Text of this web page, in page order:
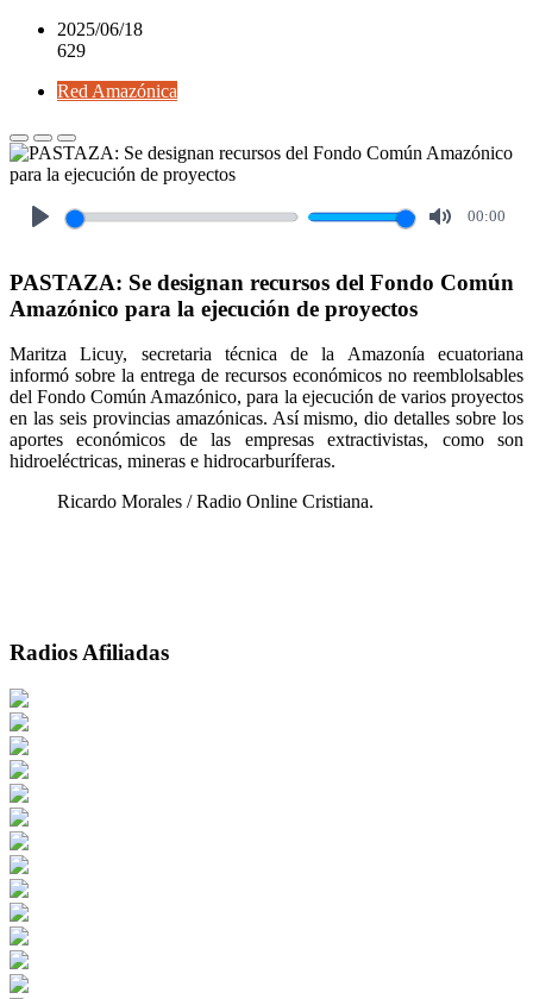
2025/06/18
629
Red Amazónica
00:00
PASTAZA: Se designan recursos del Fondo Común
Amazónico para la ejecución de proyectos
Maritza Licuy, secretaria técnica de la Amazonía ecuatoriana
informó sobre la entrega de recursos económicos no reemblolsables
del Fondo Común Amazónico, para la ejecución de varios proyectos
en las seis provincias amazónicas. Así mismo, dio detalles sobre los
aportes económicos de las empresas extractivistas, como son
hidroeléctricas, mineras e hidrocarburíferas.
Ricardo Morales / Radio Online Cristiana.
Radios Afiliadas